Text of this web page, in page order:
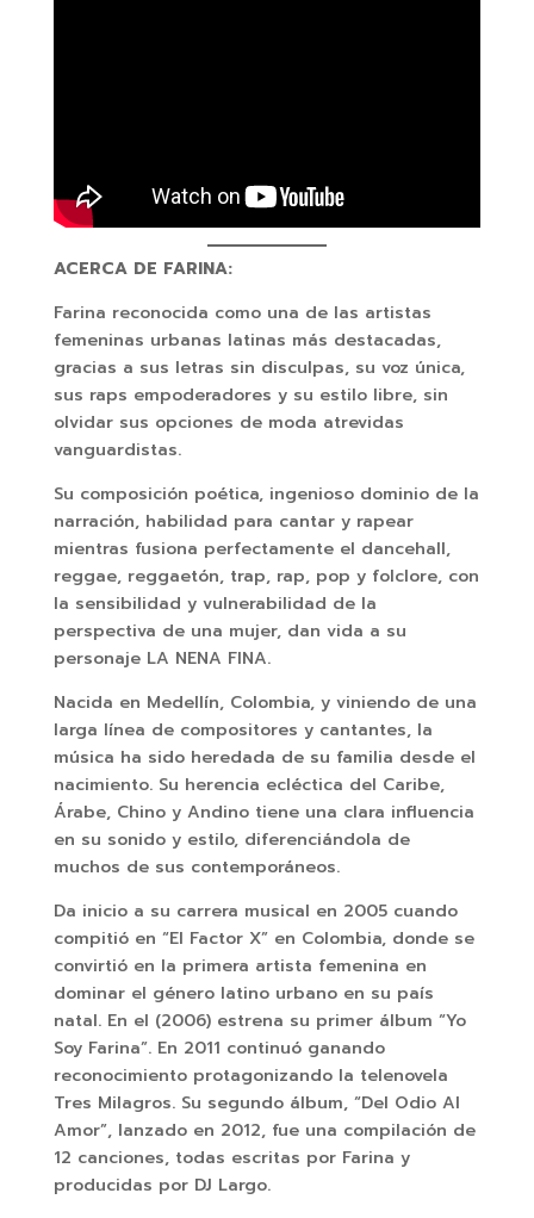
ACERCA DE FARINA:
Farina reconocida como una de las artistas
femeninas urbanas latinas más destacadas,
gracias a sus letras sin disculpas, su voz única,
sus raps empoderadores y su estilo libre, sin
olvidar sus opciones de moda atrevidas
vanguardistas.
Su composición poética, ingenioso dominio de la
narración, habilidad para cantar y rapear
mientras fusiona perfectamente el dancehall,
reggae, reggaetón, trap, rap, pop y folclore, con
la sensibilidad y vulnerabilidad de la
perspectiva de una mujer, dan vida a su
personaje LA NENA FINA.
Nacida en Medellín, Colombia, y viniendo de una
larga línea de compositores y cantantes, la
música ha sido heredada de su familia desde el
nacimiento. Su herencia ecléctica del Caribe,
Árabe, Chino y Andino tiene una clara influencia
en su sonido y estilo, diferenciándola de
muchos de sus contemporáneos.
Da inicio a su carrera musical en 2005 cuando
compitió en “El Factor X” en Colombia, donde se
convirtió en la primera artista femenina en
dominar el género latino urbano en su país
natal. En el (2006) estrena su primer álbum “Yo
Soy Farina”. En 2011 continuó ganando
reconocimiento protagonizando la telenovela
Tres Milagros. Su segundo álbum, “Del Odio Al
Amor”, lanzado en 2012, fue una compilación de
12 canciones, todas escritas por Farina y
producidas por DJ Largo.